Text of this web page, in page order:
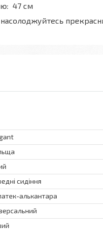
47 см
сидіння
алькантара